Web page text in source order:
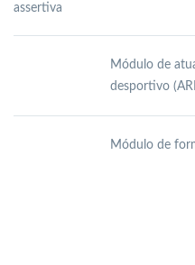
Módulo de
desportivo
Módulo de